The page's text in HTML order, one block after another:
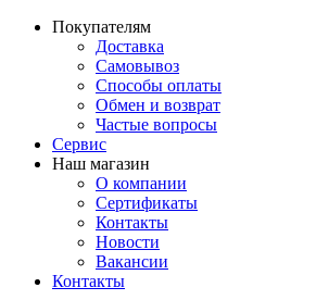
Покупателям
Доставка
Самовывоз
Способы оплаты
Обмен и возврат
Частые вопросы
Сервис
Наш магазин
О компании
Сертификаты
Контакты
Новости
Вакансии
Контакты